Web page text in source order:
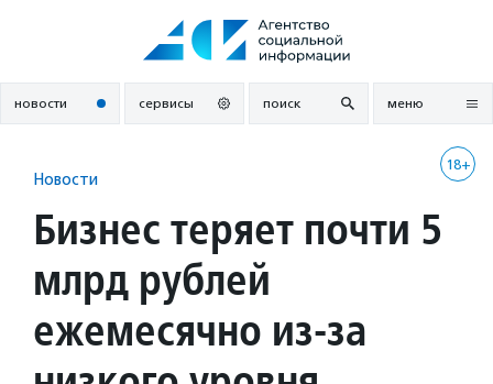
новости сервисы поиск меню
18+
Новости
Бизнес теряет почти 5
млрд рублей
ежемесячно из-за